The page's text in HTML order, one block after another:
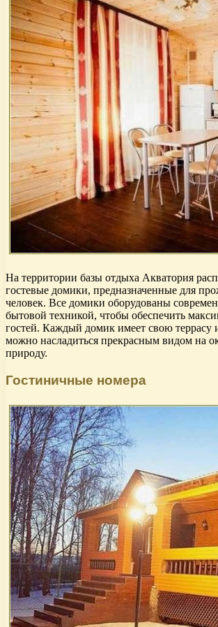
На территории базы отдыха Акватория
гостевые домики, предназначенные для
человек. Все домики оборудованы
бытовой техникой, чтобы обеспечить
гостей. Каждый домик имеет свою террасу
можно насладиться прекрасным видом на
природу.
Гостиничные номера